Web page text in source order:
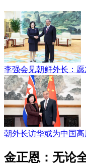
李强会见朝鲜外长：
朝外长访华或为中国
金正恩：无论